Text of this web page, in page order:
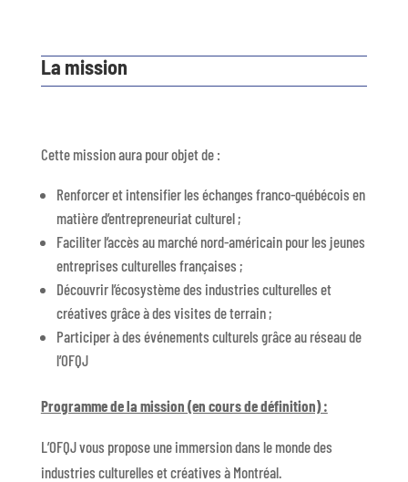
La mission
Cette mission aura pour objet de :
Renforcer et intensifier les échanges franco-québécois en
matière d’entrepreneuriat culturel ;
Faciliter l’accès au marché nord-américain pour les jeunes
entreprises culturelles françaises ;
Découvrir l’écosystème des industries culturelles et
créatives grâce à des visites de terrain ;
Participer à des événements culturels grâce au réseau de
l’OFQJ
Programme de la mission (en cours de définition) :
L’OFQJ vous propose une immersion dans le monde des
industries culturelles et créatives à Montréal.